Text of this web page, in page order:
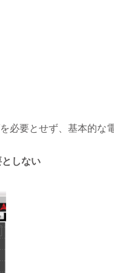
必要とせず、基本的な
しない